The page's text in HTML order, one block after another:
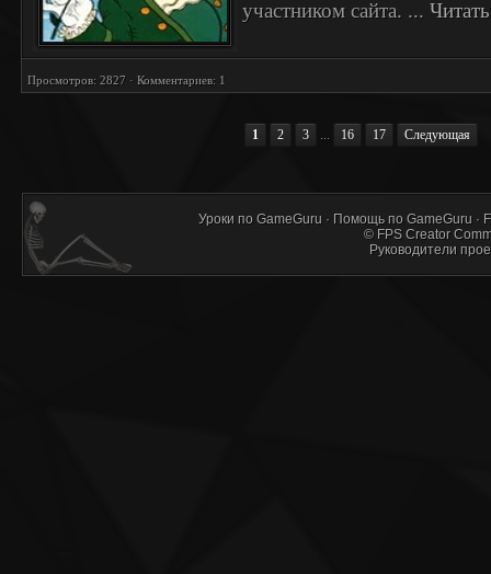
участником сайта. ...
Просмотров: 2827 · Комментариев: 1
1 2 3 ... 16 17 Следующая
Уроки по GameGuru · Помощь по GameGuru ·
© FPS Creator
Руководители